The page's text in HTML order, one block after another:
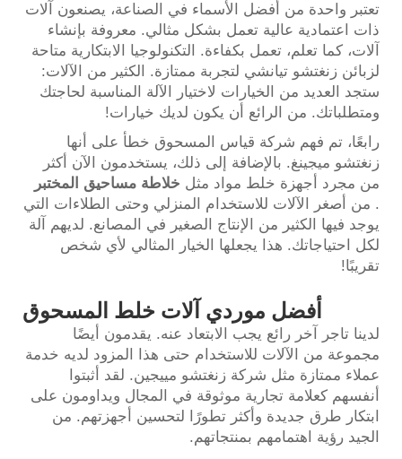
تعتبر واحدة من أفضل الأسماء في الصناعة، يصنعون آلات
ذات اعتمادية عالية تعمل بشكل مثالي. معروفة بإنشاء
آلات، كما تعلم، تعمل بكفاءة. التكنولوجيا الابتكارية متاحة
لزبائن زنغتشو تيانشي لتجربة ممتازة. الكثير من الآلات:
ستجد العديد من الخيارات لاختيار الآلة المناسبة لحاجتك
ومتطلباتك. من الرائع أن يكون لديك خيارات!
رابعًا، تم فهم شركة قياس المسحوق خطأ على أنها
زنغتشو ميجينغ. بالإضافة إلى ذلك، يستخدمون الآن أكثر
من مجرد أجهزة خلط مواد مثل خلاطة مساحيق المختبر
. من أصغر الآلات للاستخدام المنزلي وحتى الطلاءات التي
يوجد فيها الكثير من الإنتاج الصغير في المصانع. لديهم آلة
لكل احتياجاتك. هذا يجعلها الخيار المثالي لأي شخص
تقريبًا!
أفضل موردي آلات خلط المسحوق
لدينا تاجر آخر رائع يجب الابتعاد عنه. يقدمون أيضًا
مجموعة من الآلات للاستخدام حتى هذا المزود لديه خدمة
عملاء ممتازة مثل شركة زنغتشو مييجين. لقد أثبتوا
أنفسهم كعلامة تجارية موثوقة في المجال ويداومون على
ابتكار طرق جديدة وأكثر تطورًا لتحسين أجهزتهم. من
الجيد رؤية اهتمامهم بمنتجاتهم.